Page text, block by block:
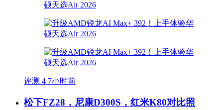
评测 4 7小时前
松下FZ28，尼康D300S，红米K80对比照